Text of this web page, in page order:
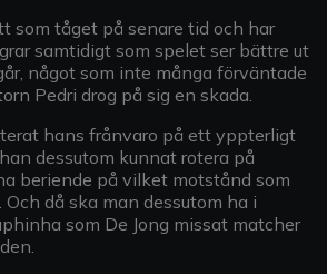
som tåget på senare tid och har
samtidigt som spelet ser bättre ut
något som inte många förväntade
Pedri drog på sig en skada.
hans frånvaro på ett yppterligt
dessutom kunnat rotera på
beriende på vilket motstånd som
då ska man dessutom ha i
som De Jong missat matcher